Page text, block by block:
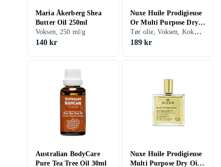
Maria Åkerberg Shea
Butter Oil 250ml
Voksen, 250 ml/g
140 kr
Nuxe Huile Prodigieuse
Or Multi Purpose Dry
Oil 100ml
Tør olie, Voksen, Kokos, Mandel, Citron, Argan, Macadami, Hjulkrone, Ricin, Perikum, Geranium, Solsikke, Oliven, Rosmarin, 100 ml/g
189 kr
Australian BodyCare
Pure Tea Tree Oil 30ml
Nuxe Huile Prodigieuse
Multi Purpose Dry Oil